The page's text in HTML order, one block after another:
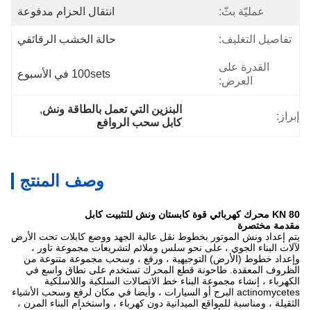
عمليّة بثّ: انتقال الحزام مدفوعة
تفاصيل التغليف: حالة الخشب الرقائقي
القدرة على
العرض:
100sets في الأسبوع
إبراز:
البنزين التي تعمل بالطاقة ونش ,
كابل سحب الروافع
وصف المنتج
80 KN محرك كهربائي قوة كابستان ونش للتثبيت كابل
مقدمة مختصرة
يتم إعداد ونش الموتور بخطوط نقل عالية الجهد ووضع كابلات تحت الأرض
لآلات البناء الجوي ، على نحو سلس وملائم لتشريعات مجموعة تاور ،
وإعداد خطوط (الأرض) التوجيهية ، ورفع ، وسحب مجموعة متنوعة من
الظروف المعقدة.
طاحونة قطع المحرك تستخدم على نطاق واسع في
الكهرباء ، إنشاء مجموعة البناء خط الاتصالات السلكية واللاسلكية
actinomycetes البرج أو السيارات ، وأيضا في مكان لرفع وسحب الأشياء
الثقيلة ، ومناسبة للمواقع الميدانية دون كهرباء ، واستخدام البناء المرن ،